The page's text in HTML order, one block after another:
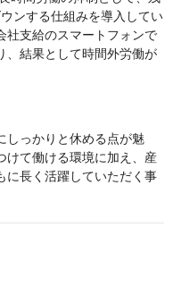
ンする仕組みを導入してい
社支給のスマートフォンで
、結果として時間外労働が
しっかりと休める点が魅
けて働ける環境に加え、産
に長く活躍していただく事